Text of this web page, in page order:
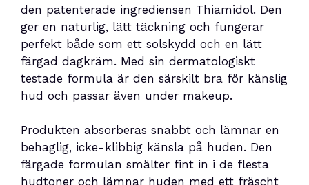
den patenterade ingrediensen Thiamidol. Den
ger en naturlig, lätt täckning och fungerar
perfekt både som ett solskydd och en lätt
färgad dagkräm. Med sin dermatologiskt
testade formula är den särskilt bra för känslig
hud och passar även under makeup.
Produkten absorberas snabbt och lämnar en
behaglig, icke-klibbig känsla på huden. Den
färgade formulan smälter fint in i de flesta
hudtoner och lämnar huden med ett fräscht